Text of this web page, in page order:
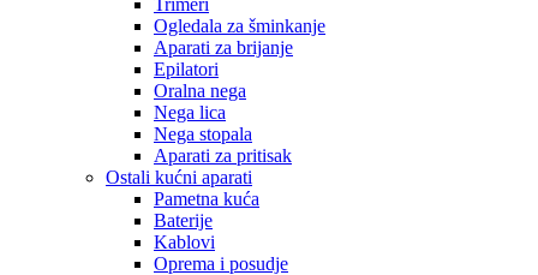
Trimeri
Ogledala za šminkanje
Aparati za brijanje
Epilatori
Oralna nega
Nega lica
Nega stopala
Aparati za pritisak
Ostali kućni aparati
Pametna kuća
Baterije
Kablovi
Oprema i posudje